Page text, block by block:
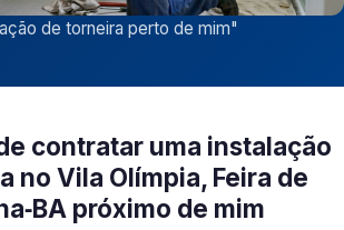
de torneira perto de mim"
contratar uma instalação
no Vila Olímpia, Feira de
próximo de mim